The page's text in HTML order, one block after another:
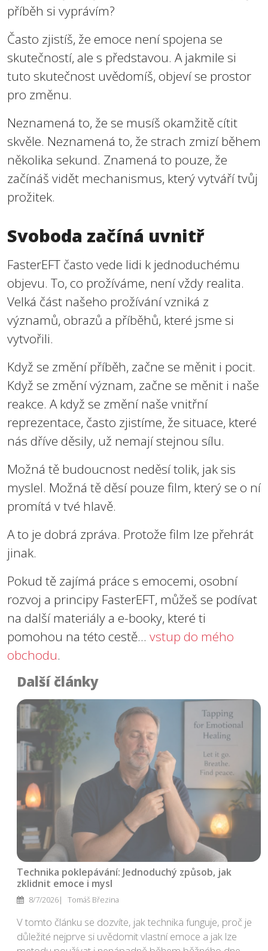
příběh si vyprávím?
Často zjistíš, že emoce není spojena se
skutečností, ale s představou. A jakmile si
tuto skutečnost uvědomíš, objeví se prostor
pro změnu.
Neznamená to, že se musíš okamžitě cítit
skvěle. Neznamená to, že strach zmizí během
několika sekund. Znamená to pouze, že
začínáš vidět mechanismus, který vytváří tvůj
prožitek.
Svoboda začíná uvnitř
FasterEFT často vede lidi k jednoduchému
objevu. To, co prožíváme, není vždy realita.
Velká část našeho prožívání vzniká z
významů, obrazů a příběhů, které jsme si
vytvořili.
Když se změní příběh, začne se měnit i pocit.
Když se změní význam, začne se měnit i naše
reakce. A když se změní naše vnitřní
reprezentace, často zjistíme, že situace, které
nás dříve děsily, už nemají stejnou sílu.
Možná tě budoucnost neděsí tolik, jak sis
myslel. Možná tě děsí pouze film, který se o ní
promítá v tvé hlavě.
A to je dobrá zpráva. Protože film lze přehrát
jinak.
Pokud tě zajímá práce s emocemi, osobní
rozvoj a principy FasterEFT, můžeš se podívat
na další materiály a e-booky, které ti
pomohou na této cestě... vstup do mého
obchodu.
Další články
Technika poklepávání: Jednoduchý způsob, jak
zklidnit emoce i mysl
8/7/2026 Tomáš Březina
V tomto článku se dozvíte, jak technika funguje, proč je
důležité nejprve si uvědomit vlastní emoce a jak lze